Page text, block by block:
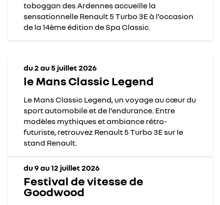
toboggan des Ardennes accueille la
sensationnelle Renault 5 Turbo 3E à l’occasion
de la 14ème édition de Spa Classic.
du 2 au 5 juillet 2026
le Mans Classic Legend
Le Mans Classic Legend, un voyage au cœur du
sport automobile et de l’endurance. Entre
modèles mythiques et ambiance rétro-
futuriste, retrouvez Renault 5 Turbo 3E sur le
stand Renault.
du 9 au 12 juillet 2026
Festival de vitesse de
Goodwood